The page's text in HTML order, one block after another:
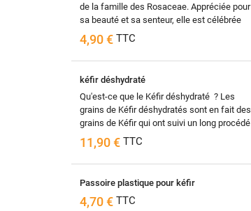
de la famille des Rosaceae. Appréciée pour
sa beauté et sa senteur, elle est célébrée
depuis...
4,90 € TTC
kéfir déshydraté
Qu'est-ce que le Kéfir déshydraté ? Les
grains de Kéfir déshydratés sont en fait des
grains de Kéfir qui ont suivi un long procédé
de séchage pour...
11,90 € TTC
Passoire plastique pour kéfir
4,70 € TTC